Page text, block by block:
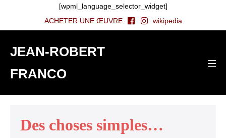
[wpml_language_selector_widget]
ACHETER UNE ŒUVRE
wikipedia
JEAN-ROBERT
FRANCO
Des choses simples…